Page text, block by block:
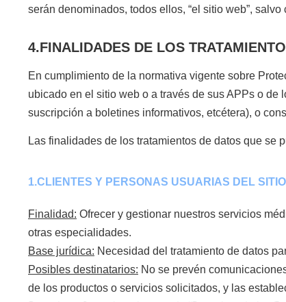
serán denominados, todos ellos, “el sitio web”,
4.FINALIDADES DE LOS
En cumplimiento de la normativa vigente sobre
ubicado en el sitio web o a través de sus APPs o
suscripción a boletines informativos, etcétera), o
Las finalidades de los tratamientos de datos que se
1.CLIENTES Y PERSONAS USUARIAS DEL
Finalidad: Ofrecer y gestionar nuestros servicios
otras especialidades.
Base jurídica: Necesidad del tratamiento de datos
Posibles destinatarios: No se prevén
de los productos o servicios solicitados, y las